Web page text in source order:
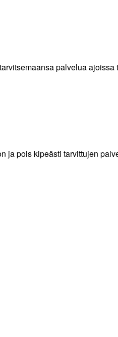
palvelua ajoissa
ja pois kipeästi tarvittujen